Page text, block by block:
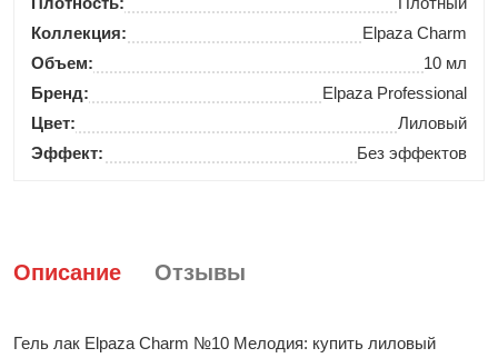
Коллекция:
Elpaza Charm
Объем:
10 мл
Бренд:
Elpaza Professional
Цвет:
Лиловый
Эффект:
Без эффектов
Описание Отзывы
Гель лак Elpaza Charm №10 Мелодия: купить лиловый